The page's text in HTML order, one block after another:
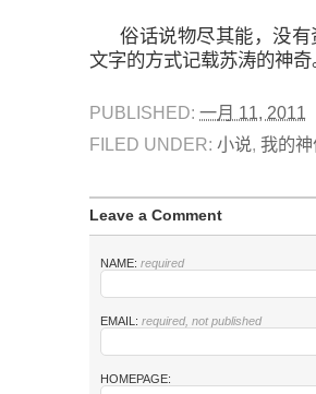
俗话说物尽其能，没
文字的方式记载苏涛的神奇
PUBLISHED: 一月 11, 2011
FILED UNDER: 小说, 我的
Leave a Comment
NAME: required
EMAIL: required, not published
HOMEPAGE: